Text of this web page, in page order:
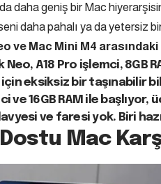
daha geniş bir Mac
daha pahalı ya da yetersiz
ve Mac Mini M4
Neo, A18 Pro işlemci, 8GB
eksiksiz bir taşınabilir
ve 16GB RAM ile
ve faresi yok. Biri
Mac